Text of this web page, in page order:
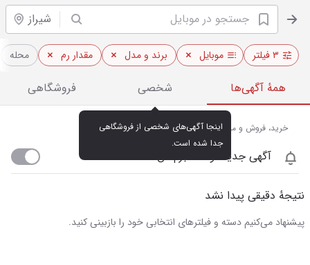
شیراز
۳ فیلتر موبایل برند و مدل مقدار رم محله
همهٔ آگهی‌ها شخصی فروشگاهی
جدا شده است.
خرید، فروش و مشاهده قیمت روز موبایل در شیراز
آگهی جدید اومد خبرم کن
نتیجهٔ دقیقی پیدا نشد
پیشنهاد می‌کنیم دسته و فیلترهای انتخابی خود را بازبینی کنید.